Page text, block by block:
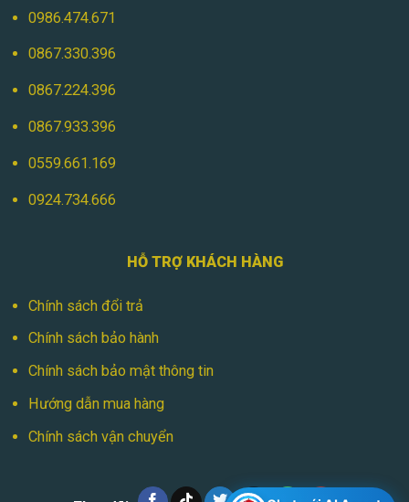
0986.474.671
0867.330.396
0867.224.396
0867.933.396
0559.661.169
0924.734.666
HỖ TRỢ KHÁCH HÀNG
Chính sách đổi trả
Chính sách bảo hành
Chính sách bảo mật thông tin
Hướng dẫn mua hàng
Chính sách vận chuyển